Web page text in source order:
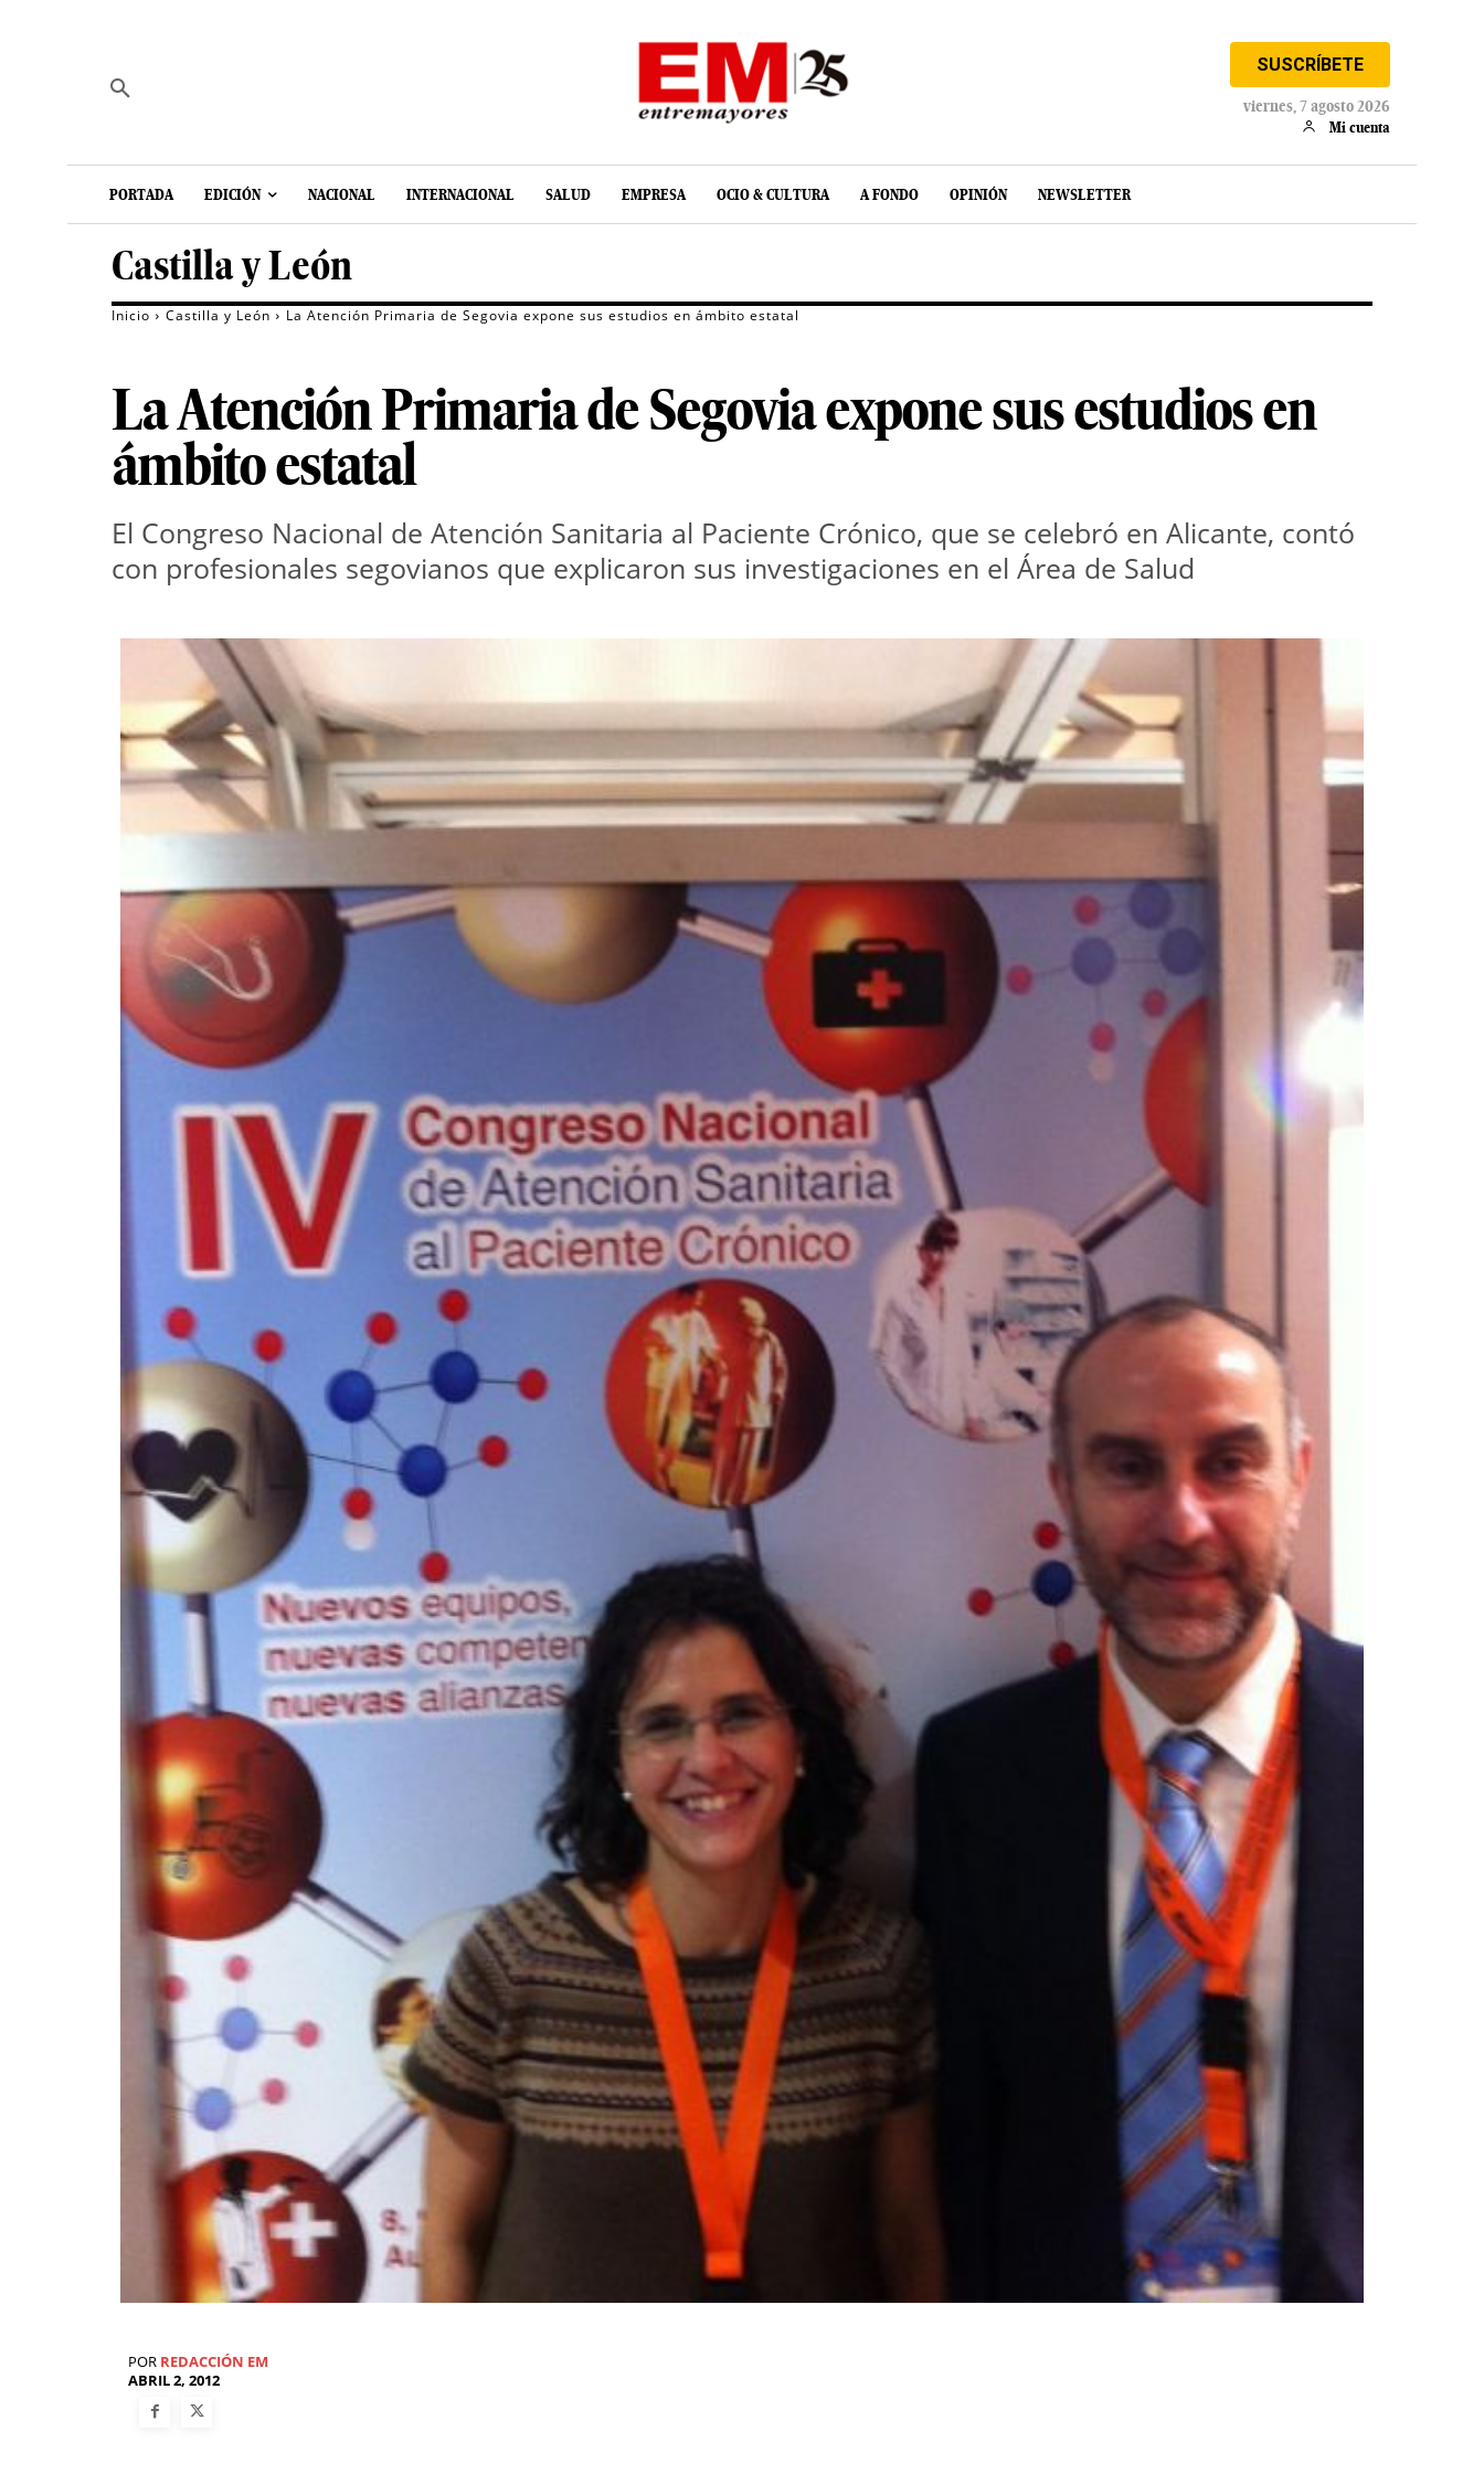
SUSCRÍBETE
viernes, 7 agosto 2026
Mi cuenta
PORTADA EDICIÓN NACIONAL INTERNACIONAL SALUD EMPRESA OCIO & CULTURA A FONDO OPINIÓN NEWSLETTER
Castilla y León
Inicio Castilla y León La Atención Primaria de Segovia expone sus estudios en ámbito estatal
La Atención Primaria de Segovia expone sus estudios en
ámbito estatal
El Congreso Nacional de Atención Sanitaria al Paciente Crónico, que se celebró en Alicante, contó
con profesionales segovianos que explicaron sus investigaciones en el Área de Salud
POR REDACCIÓN EM
ABRIL 2, 2012